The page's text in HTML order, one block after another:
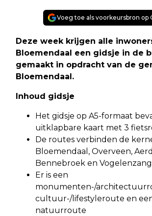
Voeg toe als voorkeursbron op
Deze week krijgen alle
Bloemendaal een gidsje in de
gemaakt in opdracht van de
Bloemendaal.
Inhoud gidsje
Het gidsje op A5-formaat
uitklapbare kaart met 3
De routes verbinden de
Bloemendaal, Overveen,
Bennebroek en
Er is een
monumenten-/
cultuur-/lifestyleroute en
natuurroute